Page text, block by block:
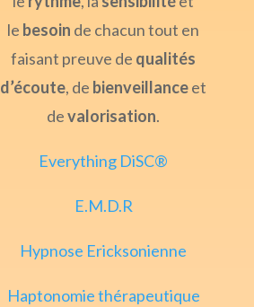
le besoin de chacun tout en
faisant preuve de qualités
d’écoute, de bienveillanceet
devalorisation.
Everything DiSC®
E.M.D.R
Hypnose Ericksonienne
Haptonomie thérapeutique